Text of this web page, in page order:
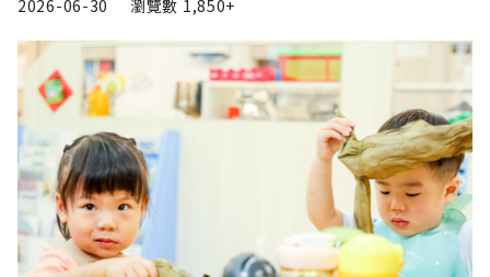
2026-06-30
瀏覽數 1,850+